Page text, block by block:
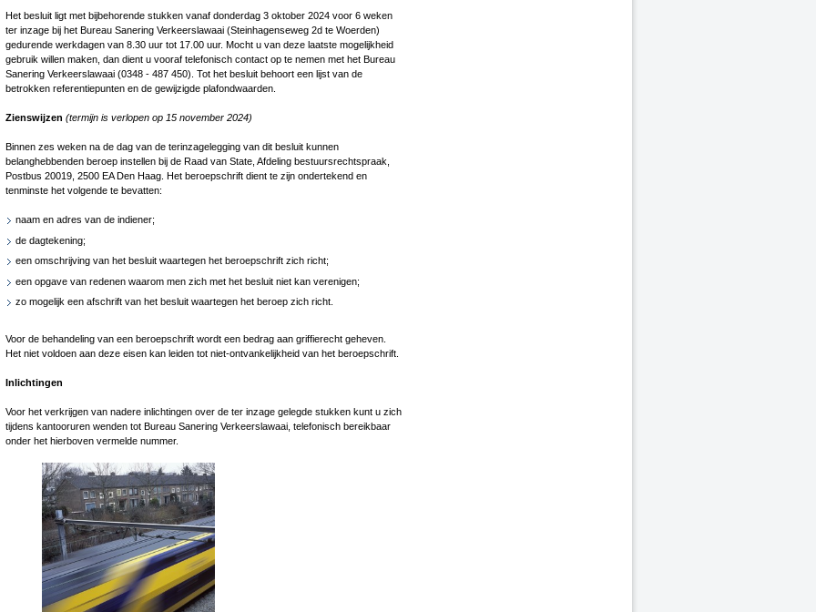
Het besluit ligt met bijbehorende stukken vanaf donderdag 3 oktober 2024 voor 6 weken
ter inzage bij het Bureau Sanering Verkeerslawaai (Steinhagenseweg 2d te Woerden)
gedurende werkdagen van 8.30 uur tot 17.00 uur. Mocht u van deze laatste mogelijkheid
gebruik willen maken, dan dient u vooraf telefonisch contact op te nemen met het Bureau
Sanering Verkeerslawaai (0348 ‑ 487 450). Tot het besluit behoort een lijst van de
betrokken referentiepunten en de gewijzigde plafondwaarden.
Zienswijzen (termijn is verlopen op 15 november 2024)
Binnen zes weken na de dag van de terinzagelegging van dit besluit kunnen
belanghebbenden beroep instellen bij de Raad van State, Afdeling bestuursrechtspraak,
Postbus 20019, 2500 EA Den Haag. Het beroepschrift dient te zijn ondertekend en
tenminste het volgende te bevatten:
naam en adres van de indiener;
de dagtekening;
een omschrijving van het besluit waartegen het beroepschrift zich richt;
een opgave van redenen waarom men zich met het besluit niet kan verenigen;
zo mogelijk een afschrift van het besluit waartegen het beroep zich richt.
Voor de behandeling van een beroepschrift wordt een bedrag aan griffierecht geheven.
Het niet voldoen aan deze eisen kan leiden tot niet-ontvankelijkheid van het beroepschrift.
Inlichtingen
Voor het verkrijgen van nadere inlichtingen over de ter inzage gelegde stukken kunt u zich
tijdens kantooruren wenden tot Bureau Sanering Verkeerslawaai, telefonisch bereikbaar
onder het hierboven vermelde nummer.